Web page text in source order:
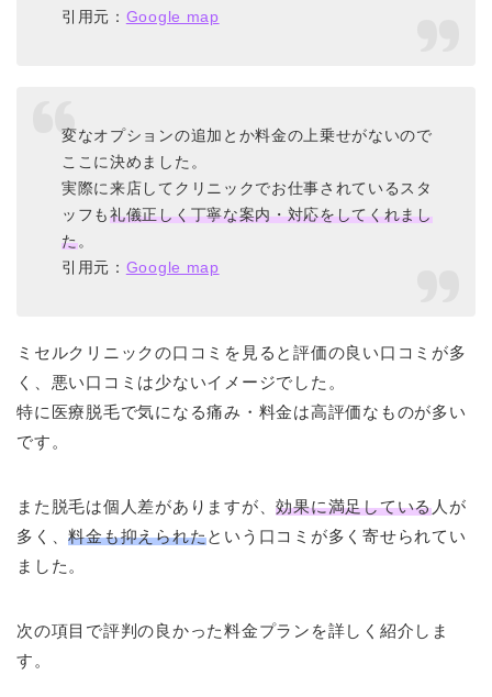
引用元： Google map
変なオプションの追加とか料金の上乗せがないので
ここに決めました。
実際に来店してクリニックでお仕事されているスタ
ッフも礼儀正しく丁寧な案内・対応をしてくれまし
た。
引用元： Google map
ミセルクリニックの口コミを見ると評価の良い口コミが多
く、悪い口コミは少ないイメージでした。
特に医療脱毛で気になる痛み・料金は高評価なものが多い
です。
また脱毛は個人差がありますが、効果に満足している人が
多く、料金も抑えられたという口コミが多く寄せられてい
ました。
次の項目で評判の良かった料金プランを詳しく紹介しま
す。